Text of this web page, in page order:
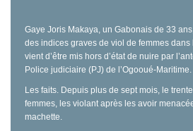
Gaye Joris Makaya, un Gabonais de 33
des indices graves de viol de femmes dans
vient d’être mis hors d’état de nuire par
Police judiciaire (PJ) de l’Ogooué-Maritime.
Les faits. Depuis plus de sept mois, le
femmes, les violant après les avoir
machette.